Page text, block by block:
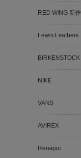
RED WING 新作
Lewis Leathers
BIRKENSTOCK
NIKE
VANS
AVIREX
Renapur